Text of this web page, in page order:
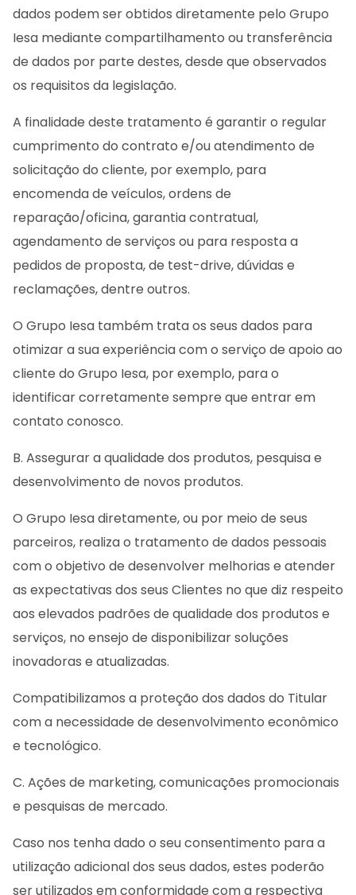
dados podem ser obtidos diretamente pelo Grupo
Iesa mediante compartilhamento ou transferência
de dados por parte destes, desde que observados
os requisitos da legislação.
A finalidade deste tratamento é garantir o regular
cumprimento do contrato e/ou atendimento de
solicitação do cliente, por exemplo, para
encomenda de veículos, ordens de
reparação/oficina, garantia contratual,
agendamento de serviços ou para resposta a
pedidos de proposta, de test-drive, dúvidas e
reclamações, dentre outros.
O Grupo Iesa também trata os seus dados para
otimizar a sua experiência com o serviço de apoio ao
cliente do Grupo Iesa, por exemplo, para o
identificar corretamente sempre que entrar em
contato conosco.
B. Assegurar a qualidade dos produtos, pesquisa e
desenvolvimento de novos produtos.
O Grupo Iesa diretamente, ou por meio de seus
parceiros, realiza o tratamento de dados pessoais
com o objetivo de desenvolver melhorias e atender
as expectativas dos seus Clientes no que diz respeito
aos elevados padrões de qualidade dos produtos e
serviços, no ensejo de disponibilizar soluções
inovadoras e atualizadas.
Compatibilizamos a proteção dos dados do Titular
com a necessidade de desenvolvimento econômico
e tecnológico.
C. Ações de marketing, comunicações promocionais
e pesquisas de mercado.
Caso nos tenha dado o seu consentimento para a
utilização adicional dos seus dados, estes poderão
ser utilizados em conformidade com a respectiva